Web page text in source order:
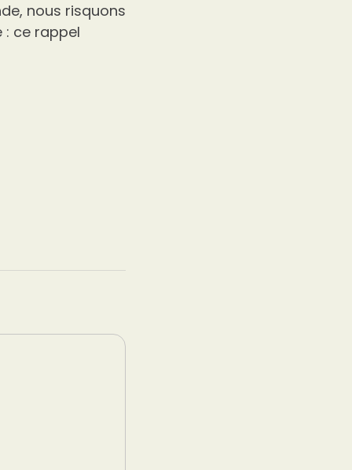
nous risquons
: ce rappel